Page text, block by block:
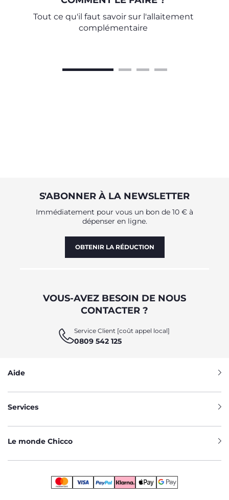
Tout ce qu'il faut savoir sur l'allaitement
complémentaire
S'ABONNER À LA NEWSLETTER
Immédiatement pour vous un bon de 10 € à
dépenser en ligne.
OBTENIR LA RÉDUCTION
VOUS-AVEZ BESOIN DE NOUS
CONTACTER ?
Service Client [coût appel local]
0809 542 125
Aide
Services
Le monde Chicco